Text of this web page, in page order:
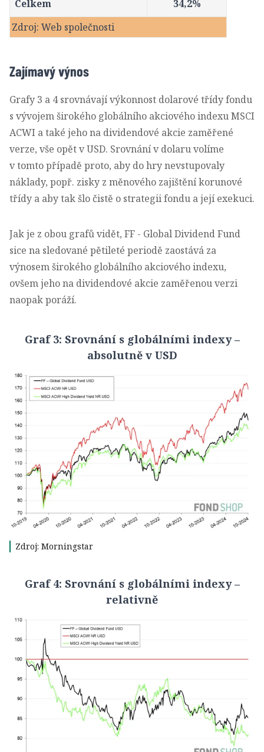
Celkem
34,2%
Zdroj: Web společnosti
Zajímavý výnos
Grafy 3 a 4 srovnávají výkonnost dolarové třídy fondu
s vývojem širokého globálního akciového indexu MSCI
ACWI a také jeho na dividendové akcie zaměřené
verze, vše opět v USD. Srovnání v dolaru volíme
v tomto případě proto, aby do hry nevstupovaly
náklady, popř. zisky z měnového zajištění korunové
třídy a aby tak šlo čistě o strategii fondu a její exekuci.
Jak je z obou grafů vidět, FF - Global Dividend Fund
sice na sledované pětileté periodě zaostává za
výnosem širokého globálního akciového indexu,
ovšem jeho na dividendové akcie zaměřenou verzi
naopak poráží.
Graf 3: Srovnání s globálními indexy –
absolutně v USD
Zdroj: Morningstar
Graf 4: Srovnání s globálními indexy –
relativně